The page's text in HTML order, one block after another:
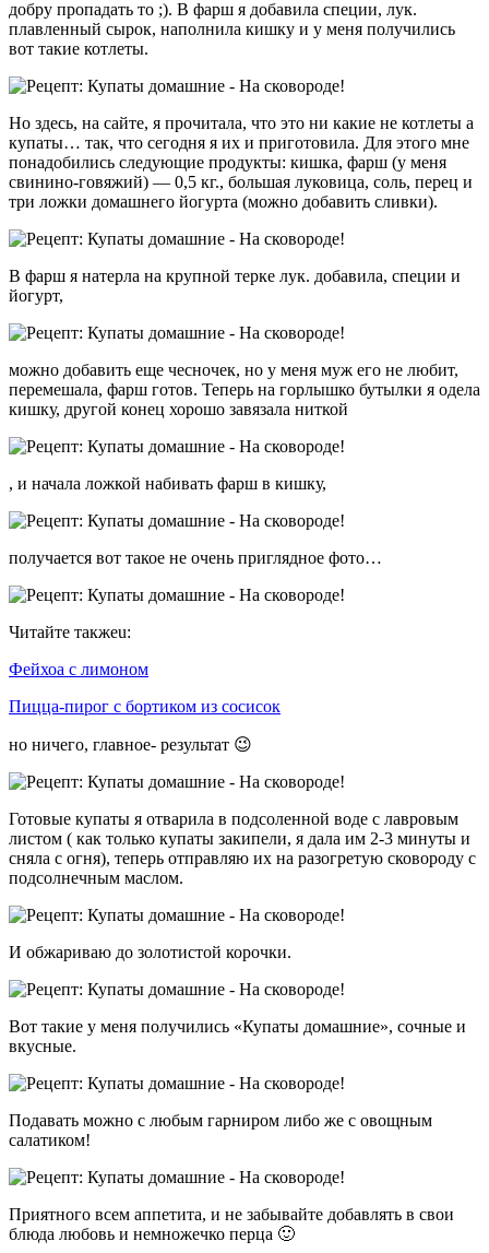
добру пропадать то ;). В фарш я добавила специи, лук.
плавленный сырок, наполнила кишку и у меня получились
вот такие котлеты.
Но здесь, на сайте, я прочитала, что это ни какие не котлеты а
купаты… так, что сегодня я их и приготовила. Для этого мне
понадобились следующие продукты: кишка, фарш (у меня
свинино-говяжий) — 0,5 кг., большая луковица, соль, перец и
три ложки домашнего йогурта (можно добавить сливки).
В фарш я натерла на крупной терке лук. добавила, специи и
йогурт,
можно добавить еще чесночек, но у меня муж его не любит,
перемешала, фарш готов. Теперь на горлышко бутылки я одела
кишку, другой конец хорошо завязала ниткой
, и начала ложкой набивать фарш в кишку,
получается вот такое не очень приглядное фото…
Читайте такжеu:
Фейхоа с лимоном
Пицца-пирог с бортиком из сосисок
но ничего, главное- результат 😉
Готовые купаты я отварила в подсоленной воде с лавровым
листом ( как только купаты закипели, я дала им 2-3 минуты и
сняла с огня), теперь отправляю их на разогретую сковороду с
подсолнечным маслом.
И обжариваю до золотистой корочки.
Вот такие у меня получились «Купаты домашние», сочные и
вкусные.
Подавать можно с любым гарниром либо же с овощным
салатиком!
Приятного всем аппетита, и не забывайте добавлять в свои
блюда любовь и немножечко перца 🙂